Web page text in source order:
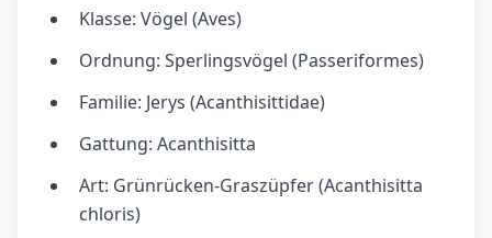
Klasse: Vögel (Aves)
Ordnung: Sperlingsvögel (Passeriformes)
Familie: Jerys (Acanthisittidae)
Gattung: Acanthisitta
Art: Grünrücken-Graszüpfer (Acanthisitta
chloris)